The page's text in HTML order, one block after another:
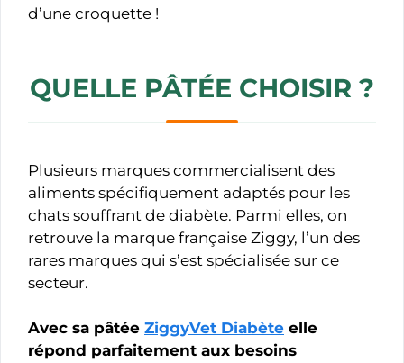
d’une croquette !
QUELLE PÂTÉE CHOISIR ?
Plusieurs marques commercialisent des
aliments spécifiquement adaptés pour les
chats souffrant de diabète. Parmi elles, on
retrouve la marque française Ziggy, l’un des
rares marques qui s’est spécialisée sur ce
secteur.
Avec sa pâtée ZiggyVet Diabète elle
répond parfaitement aux besoins